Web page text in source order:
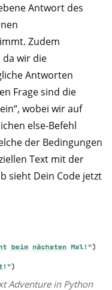
Antwort des
Zudem
da wir die
Antworten
Frage sind die
wobei wir auf
else-Befehl
der Bedingungen
Text mit der
sieht Dein Code jetzt
Adventure in Python